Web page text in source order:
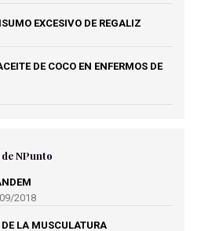
EXCESIVO DE REGALIZ
DE COCO EN ENFERMOS DE
DIETA PERSONALIZADA PARA
NPunto
2018
LA MUSCULATURA